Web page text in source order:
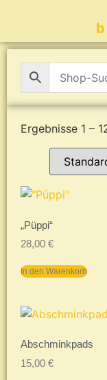
Ergebnisse 1 –
„Püppi“
28,00 €
In den Warenkorb
Abschminkpads
15,00 €